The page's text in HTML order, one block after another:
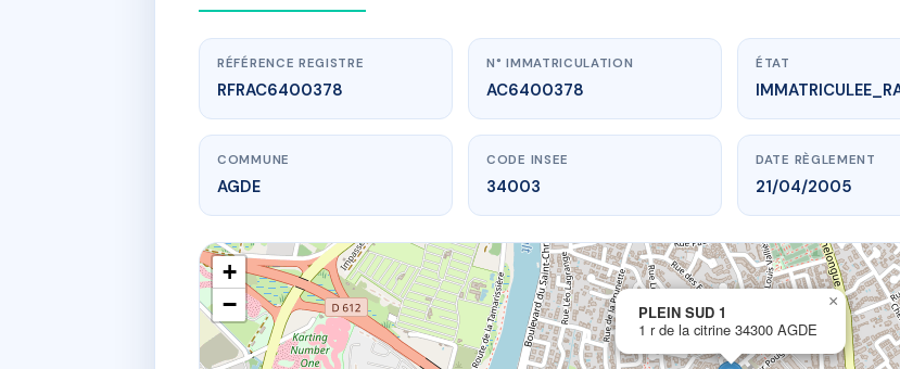
www.vme.plus/AC6400378
PLEIN SUD 1
1 r de la citrine34300 AGDE
RÉFÉRENCE REGISTRE
RFRAC6400378
N° IMMATRICULATION
AC6400378
ÉTAT
COMMUNE
AGDE
CODE INSEE
34003
DATE RÈGLEMENT
21/04/2005
PLEIN SUD 1
1 r de la citrine 34300 AGDE
×
+
−